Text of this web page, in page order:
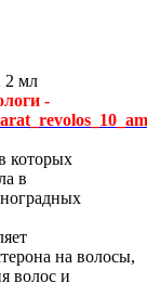
2 мл
-
которых
в
на волосы,
волос и